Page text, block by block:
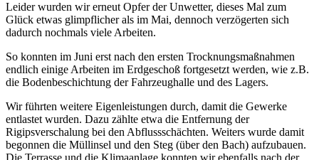
Leider wurden wir erneut Opfer der Unwetter, dieses Mal zum
Glück etwas glimpflicher als im Mai, dennoch verzögerten sich
dadurch nochmals viele Arbeiten.
So konnten im Juni erst nach den ersten Trocknungsmaßnahmen
endlich einige Arbeiten im Erdgeschoß fortgesetzt werden, wie z.B.
die Bodenbeschichtung der Fahrzeughalle und des Lagers.
Wir führten weitere Eigenleistungen durch, damit die Gewerke
entlastet wurden. Dazu zählte etwa die Entfernung der
Rigipsverschalung bei den Abflussschächten. Weiters wurde damit
begonnen die Müllinsel und den Steg (über den Bach) aufzubauen.
Die Terrasse und die Klimaanlage konnten wir ebenfalls nach der